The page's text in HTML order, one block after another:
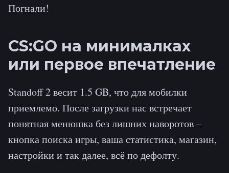
Погнали!
CS:GO на минималках
или первое впечатление
Standoff 2 весит 1.5 GB, что для мобилки
приемлемо. После загрузки нас встречает
понятная менюшка без лишних наворотов –
кнопка поиска игры, ваша статистика, магазин,
настройки и так далее, всё по дефолту.